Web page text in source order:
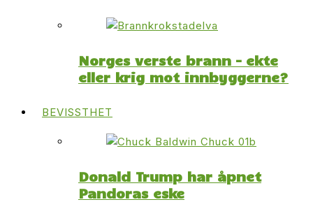
Norges verste brann – ekte
eller krig mot innbyggerne?
BEVISSTHET
Donald Trump har åpnet
Pandoras eske